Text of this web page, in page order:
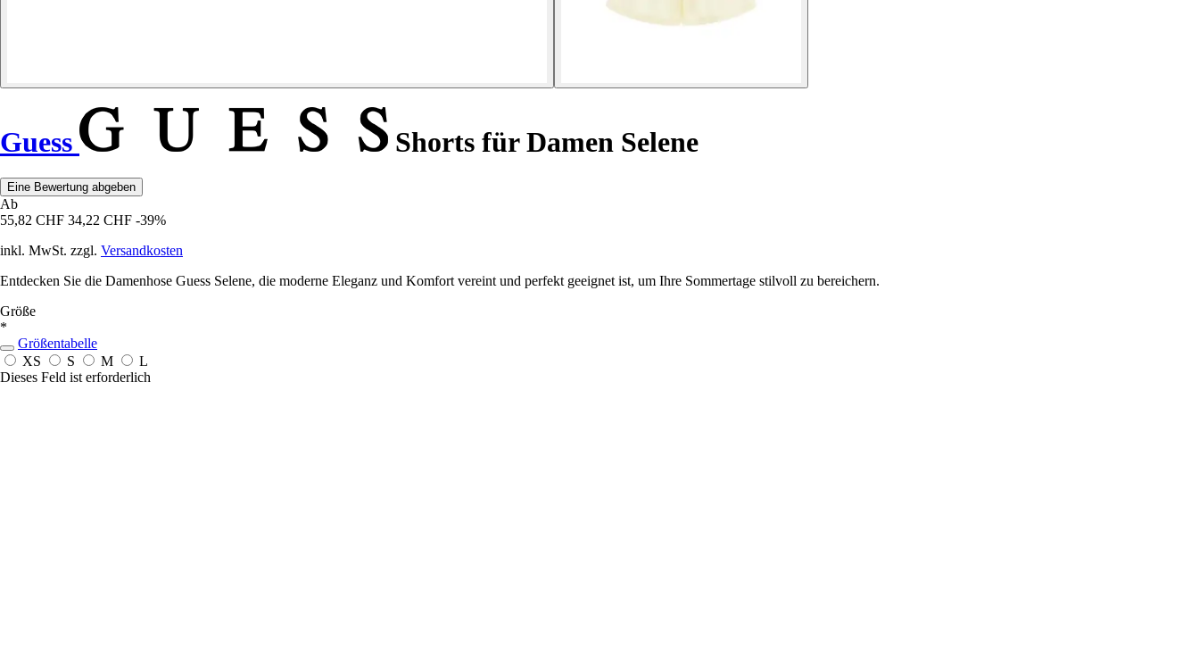
Guess Shorts für Damen Selene
Eine Bewertung abgeben
Ab
55,82 CHF 34,22 CHF -39%
inkl. MwSt. zzgl. Versandkosten
Entdecken Sie die Damenhose Guess Selene, die moderne Eleganz und Komfort vereint und perfekt geeignet ist, um Ihre Sommertage stilvoll zu bereichern.
Größe
*
Größentabelle
XS
S M
L
Dieses Feld ist erforderlich